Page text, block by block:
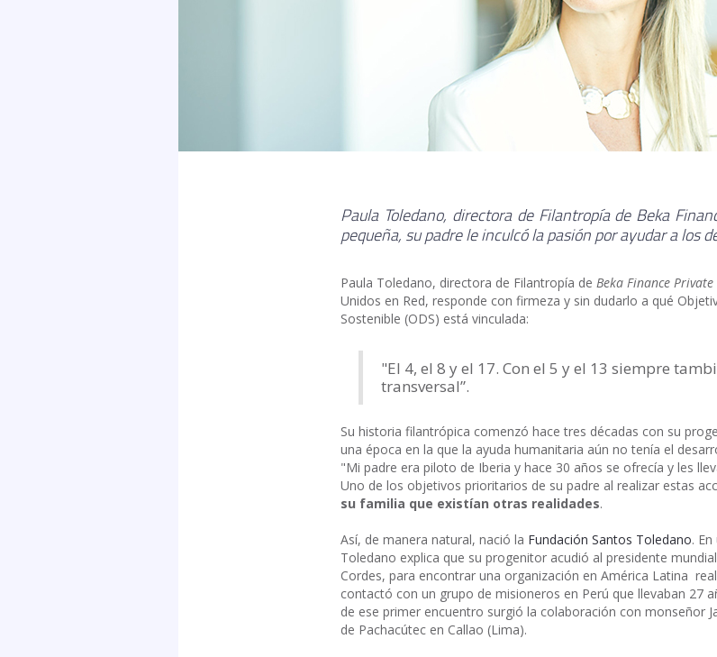
Paula Toledano, directora de Filantropía de Beka
pequeña, su padre le inculcó la pasión por ayudar a los
Paula Toledano, directora de Filantropía de Beka Finance
Unidos en Red, responde con firmeza y sin dudarlo a qué
Sostenible (ODS) está vinculada:
"El 4, el 8 y el 17. Con el 5 y el 13 siempre
transversal”.
Su historia filantrópica comenzó hace tres décadas con su
una época en la que la ayuda humanitaria aún no tenía el
"Mi padre era piloto de Iberia y hace 30 años se ofrecía y les
Uno de los objetivos prioritarios de su padre al realizar estas
su familia que existían otras realidades.
Así, de manera natural, nació la Fundación Santos Toledano.
Toledano explica que su progenitor acudió al presidente
Cordes, para encontrar una organización en América Latina
contactó con un grupo de misioneros en Perú que llevaban 27
de ese primer encuentro surgió la colaboración con monseñor
de Pachacútec en Callao (Lima).